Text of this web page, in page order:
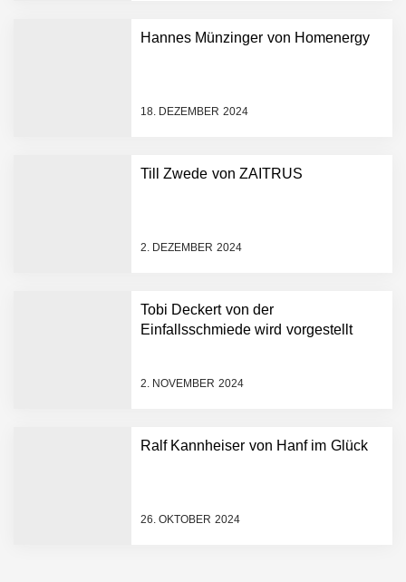
Hannes Münzinger von Homenergy
18. DEZEMBER 2024
Till Zwede von ZAITRUS
2. DEZEMBER 2024
Tobi Deckert von der
Einfallsschmiede wird vorgestellt
2. NOVEMBER 2024
Ralf Kannheiser von Hanf im Glück
26. OKTOBER 2024
AUDAVIS revolutioniert das
13,5 Millionen Euro für eine
beteiligt sich erneut an
Portrait
vernetzt erneut
Hannes Münzinger von